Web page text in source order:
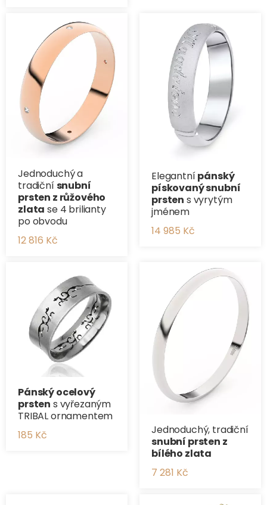
Jednoduchý a
tradiční ​snubní
prsten z růžového
zlata se 4 brilianty
po obvodu
12 816 Kč
Elegantnípánský
pískovaný snubní
prsten s vyrytým
jménem
14 985 Kč
Pánský ocelový
prsten s vyřezaným
TRIBAL ornamentem
185 Kč
Jednoduchý, tradiční
​snubní prsten z
bílého zlata
7 281 Kč